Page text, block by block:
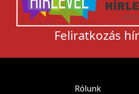
Feliratkozás
Rólunk